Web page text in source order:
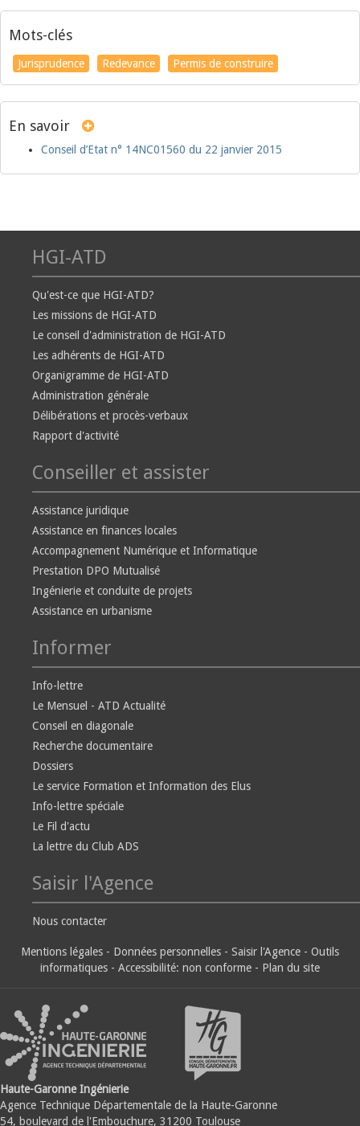
Mots-clés
Jurisprudence Redevance Permis de construire
En savoir
Conseil d’Etat n° 14NC01560 du 22 janvier 2015
HGI-ATD
Qu'est-ce que HGI-ATD?
Les missions de HGI-ATD
Le conseil d'administration de HGI-ATD
Les adhérents de HGI-ATD
Organigramme de HGI-ATD
Administration générale
Délibérations et procès-verbaux
Rapport d'activité
Conseiller et assister
Assistance juridique
Assistance en finances locales
Accompagnement Numérique et Informatique
Prestation DPO Mutualisé
Ingénierie et conduite de projets
Assistance en urbanisme
Informer
Info-lettre
Le Mensuel - ATD Actualité
Conseil en diagonale
Recherche documentaire
Dossiers
Le service Formation et Information des Elus
Info-lettre spéciale
Le Fil d'actu
La lettre du Club ADS
Saisir l'Agence
Nous contacter
Mentions légales - Données personnelles - Saisir l'Agence - Outils
informatiques - Accessibilité: non conforme - Plan du site
Haute-Garonne Ingénierie
Agence Technique Départementale de la Haute-Garonne
54, boulevard de l'Embouchure, 31200 Toulouse